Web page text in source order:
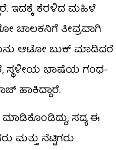
ಇದಕ್ಕೆ ಕೆರಳಿದ ಮಹಿಳೆ
ಚಾಲಕನಿಗೆ ತೀವ್ರವಾಗಿ
ನಾನು ಆಟೋ ಬುಕ್ ಮಾಡಿದರೆ
ಸ್ಥಳೀಯ ಭಾಷೆಯ ಗಂಧ-
ಹಾಕಿದ್ದಾರೆ.
ಸದ್ಯ ಈ
ನೆಟ್ಟಿಗರು